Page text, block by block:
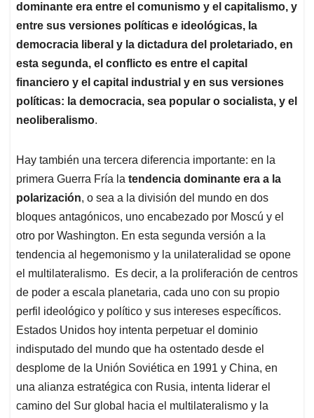
dominante era entre el comunismo y el capitalismo, y
entre sus versiones políticas e ideológicas, la
democracia liberal y la dictadura del proletariado, en
esta segunda, el conflicto es entre el capital
financiero y el capital industrial y en sus versiones
políticas: la democracia, sea popular o socialista, y el
neoliberalismo.
Hay también una tercera diferencia importante: en la
primera Guerra Fría la tendencia dominante era a la
polarización, o sea a la división del mundo en dos
bloques antagónicos, uno encabezado por Moscú y el
otro por Washington. En esta segunda versión a la
tendencia al hegemonismo y la unilateralidad se opone
el multilateralismo. Es decir, a la proliferación de centros
de poder a escala planetaria, cada uno con su propio
perfil ideológico y político y sus intereses específicos.
Estados Unidos hoy intenta perpetuar el dominio
indisputado del mundo que ha ostentado desde el
desplome de la Unión Soviética en 1991 y China, en
una alianza estratégica con Rusia, intenta liderar el
camino del Sur global hacia el multilateralismo y la